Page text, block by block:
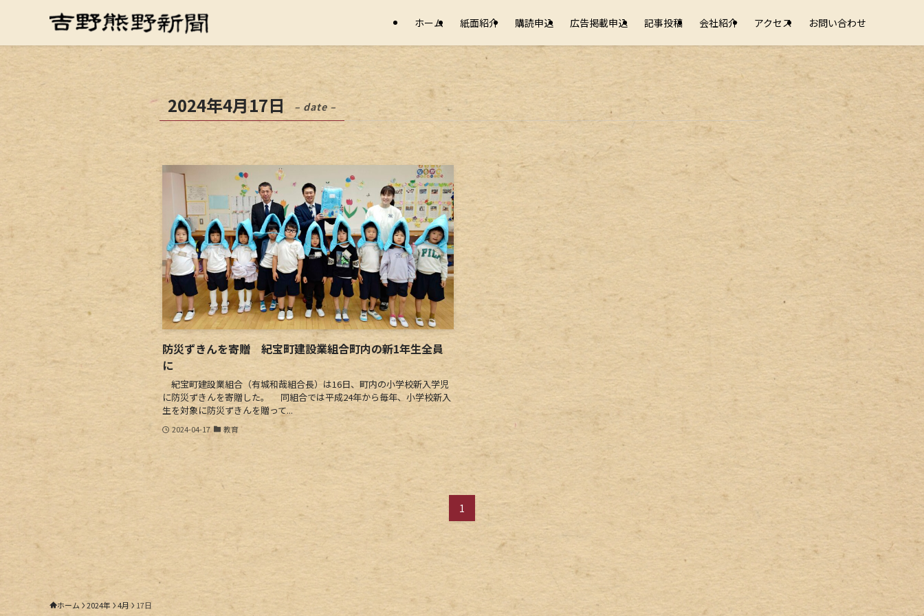
ホーム 紙面紹介 購読申込 広告掲載申込 記事投稿 会社紹介 アクセス お問い合わせ
2024年4月17日 – date –
防災ずきんを寄贈 紀宝町建設業組合町内の新1年生全員
に
紀宝町建設業組合（有城和哉組合長）は16日、町内の小学校新入学児
に防災ずきんを寄贈した。 同組合では平成24年から毎年、小学校新入
生を対象に防災ずきんを贈って...
2024-04-17 教育
1
ホーム 2024年 4月 17日